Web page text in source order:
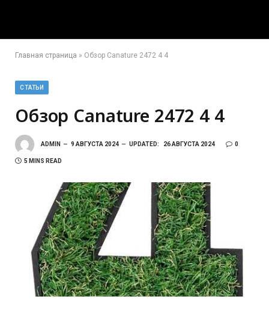
Главная страница » Обзор Canature 2472 4 4
СТАТЬИ
Обзор Canature 2472 4 4
ADMIN 9 АВГУСТА 2024 UPDATED: 26 АВГУСТА 2024 0
5 MINS READ